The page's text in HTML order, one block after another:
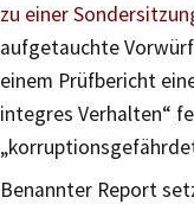
zu einer
aufgetauchte
einem Prüfbericht
integres Verhalten“
Benannter Report